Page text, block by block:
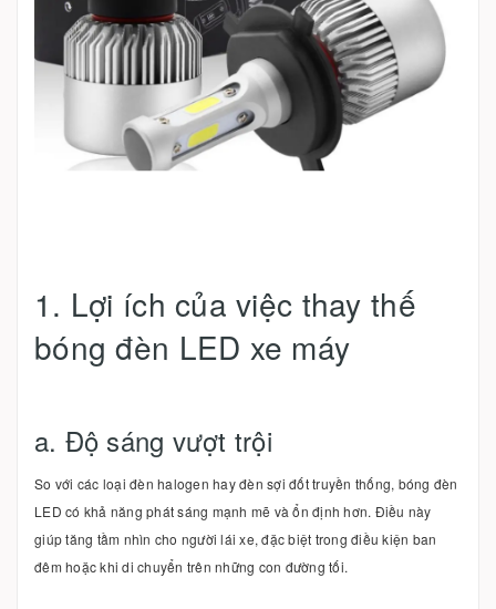
1. Lợi ích của việc thay thế
bóng đèn LED xe máy
a. Độ sáng vượt trội
So với các loại đèn halogen hay đèn sợi đốt truyền thống, bóng đèn
LED có khả năng phát sáng mạnh mẽ và ổn định hơn. Điều này
giúp tăng tầm nhìn cho người lái xe, đặc biệt trong điều kiện ban
đêm hoặc khi di chuyển trên những con đường tối.